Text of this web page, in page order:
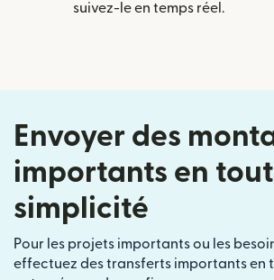
suivez-le en temps réel.
Envoyer des
importants en
simplicité
Pour les projets importants ou les
effectuez des transferts importants en